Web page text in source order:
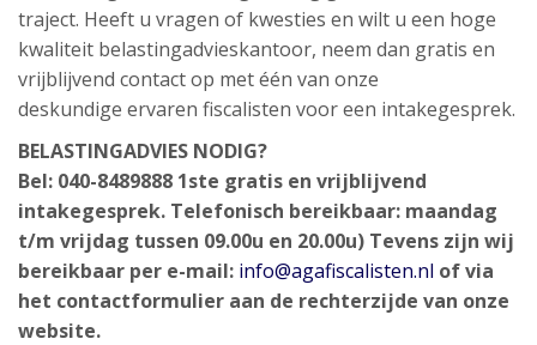
traject. Heeft u vragen of kwesties en wilt u een hoge
kwaliteit belastingadvieskantoor, neem dan gratis en
vrijblijvend contact op met één van onze
deskundige ervaren fiscalisten voor een intakegesprek.
BELASTINGADVIES NODIG?
Bel: 040-8489888 1ste gratis en vrijblijvend
intakegesprek. Telefonisch bereikbaar: maandag
t/m vrijdag tussen 09.00u en 20.00u) Tevens zijn wij
bereikbaar per e-mail: info@agafiscalisten.nl of via
het contactformulier aan de rechterzijde van onze
website.